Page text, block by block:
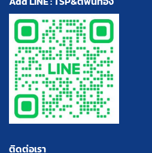
ติดต่อเรา